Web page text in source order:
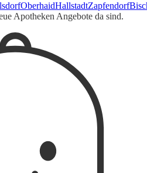
OberhaidHallstadtZapfendorf
Apotheken Angebote da sind.